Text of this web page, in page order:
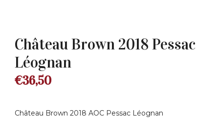
Château Brown 2018 Pessac
Léognan
€36,50
Château Brown 2018 AOC Pessac Léognan